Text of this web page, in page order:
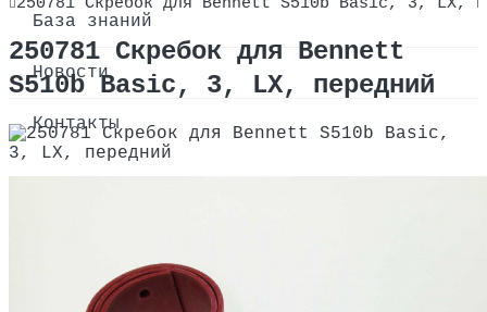
О компании
Сертификаты
Оплата и доставка
База знаний
Новости
Контакты
250781 Скребок для Bennett
S510b Basic, 3, LX, передний